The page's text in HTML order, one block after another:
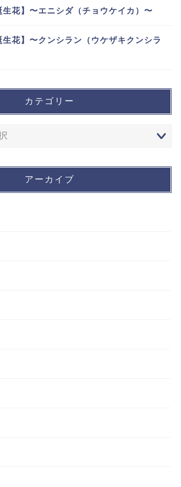
生花】〜エニシダ（チョウケイカ）〜
生花】〜クンシラン（ウケザキクンシラ
カテゴリー
アーカイブ